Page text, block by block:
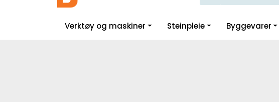
Skip to main content
Verktøy og maskiner Steinpleie Byggevarer